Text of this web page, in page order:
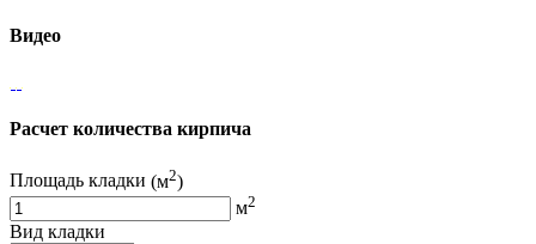
Видео
Расчет количества кирпича
Площадь кладки (м2)
м2
Вид кладки